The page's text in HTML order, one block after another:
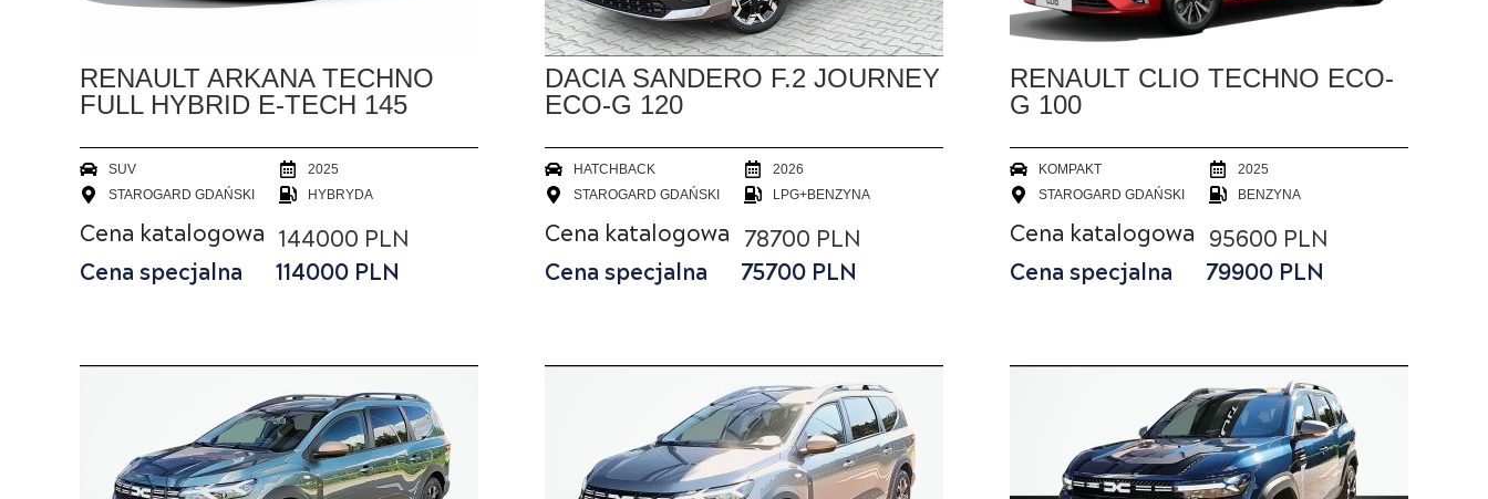
RENAULT ARKANA TECHNO
FULL HYBRID E-TECH 145
SUV
2025
STAROGARD GDAŃSKI
HYBRYDA
Cena katalogowa 144000 PLN
Cena specjalna 114000 PLN
DACIA SANDERO F.2 JOURNEY
ECO-G 120
HATCHBACK
2026
STAROGARD GDAŃSKI
LPG+BENZYNA
Cena katalogowa 78700 PLN
Cena specjalna 75700 PLN
RENAULT CLIO TECHNO ECO-
G 100
KOMPAKT
2025
STAROGARD GDAŃSKI
BENZYNA
Cena katalogowa 95600 PLN
Cena specjalna 79900 PLN